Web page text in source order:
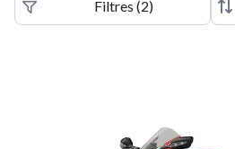
Filtres (2)